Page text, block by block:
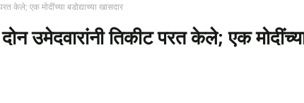
केले; एक मोदींच्या बडोद्याच्या खासदार
उमेदवारांनी तिकीट परत केले; एक